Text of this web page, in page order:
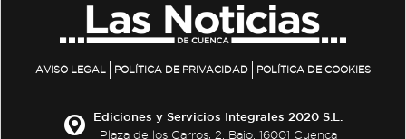
AVISO LEGAL POLÍTICA DE PRIVACIDAD POLÍTICA DE COOKIES
Ediciones y Servicios Integrales 2020 S.L.
Plaza de los Carros, 2. Bajo. 16001 Cuenca